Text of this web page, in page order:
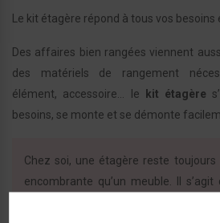
Le kit étagère répond à tous vos
Des affaires bien rangées viennent
des matériels de rangement
élément, accessoire… le
kit étagère
besoins, se monte et se démonte
Chez soi, une étagère reste
encombrante qu’un meuble. Il s’agit